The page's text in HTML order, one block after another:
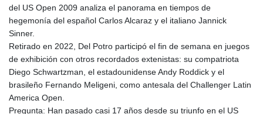
del US Open 2009 analiza el panorama en tiempos de
hegemonía del español Carlos Alcaraz y el italiano Jannick
Sinner.
Retirado en 2022, Del Potro participó el fin de semana en juegos
de exhibición con otros recordados extenistas: su compatriota
Diego Schwartzman, el estadounidense Andy Roddick y el
brasileño Fernando Meligeni, como antesala del Challenger Latin
America Open.
Pregunta: Han pasado casi 17 años desde su triunfo en el US